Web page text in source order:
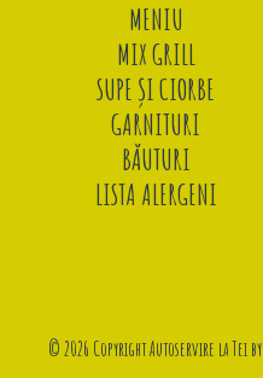
MENIU
MIX GRILL
SUPE ȘI CIORBE
GARNITURI
BĂUTURI
LISTA ALERGENI
© 2026 Copyright Autoservire la Tei by